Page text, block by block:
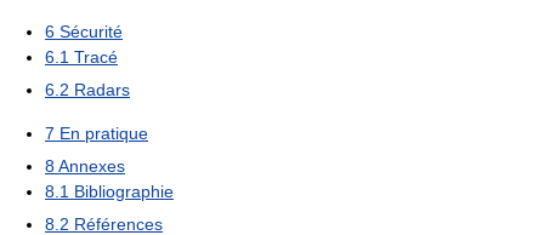
6 Sécurité
6.1 Tracé
6.2 Radars
7 En pratique
8Annexes
8.1 Bibliographie
8.2 Références